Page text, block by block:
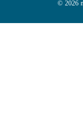
© 2026